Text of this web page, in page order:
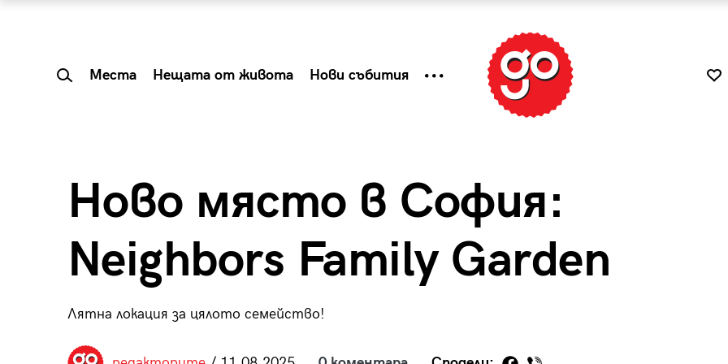
Места Нещата от живота Нови събития
Ново място в София:
Neighbors Family Garden
Лятна локация за цялото семейство!